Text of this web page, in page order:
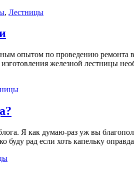
, Лестницы
опытом по проведению ремонта
изготовления железной лестницы
Я как думаю-раз уж вы
буду рад если хоть капельку